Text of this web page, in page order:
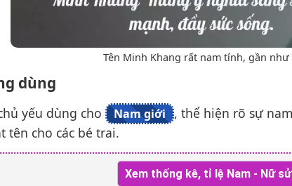
Tên Minh Khang rất nam tính, gần
dùng
yếu dùng cho Nam giới
, thể hiện rõ sự
tên cho các bé trai.
Xem thống kê, tỉ lệ Nam - Nữ